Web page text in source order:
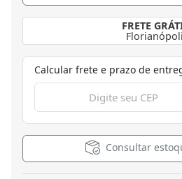
FRETE
Porto
Calcular frete e prazo de
Consultar